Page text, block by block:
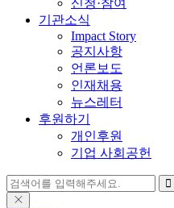
기관소식
Impact Story
공지사항
언론보도
인재채용
뉴스레터
후원하기
개인후원
기업 사회공헌